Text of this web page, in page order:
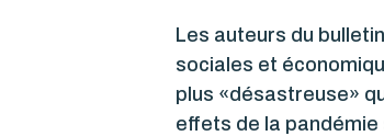
Les auteurs du
sociales et
plus «désastreuse»
effets de la